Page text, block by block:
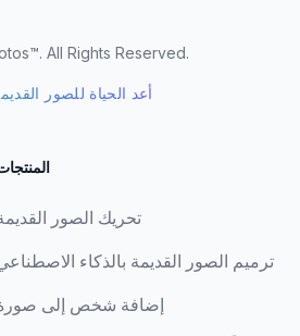
. All Rights Reserved.
أعد الحياة للصور
تحريك الصور
ترميم الصور القديمة بالذكاء
إضافة شخص إلى